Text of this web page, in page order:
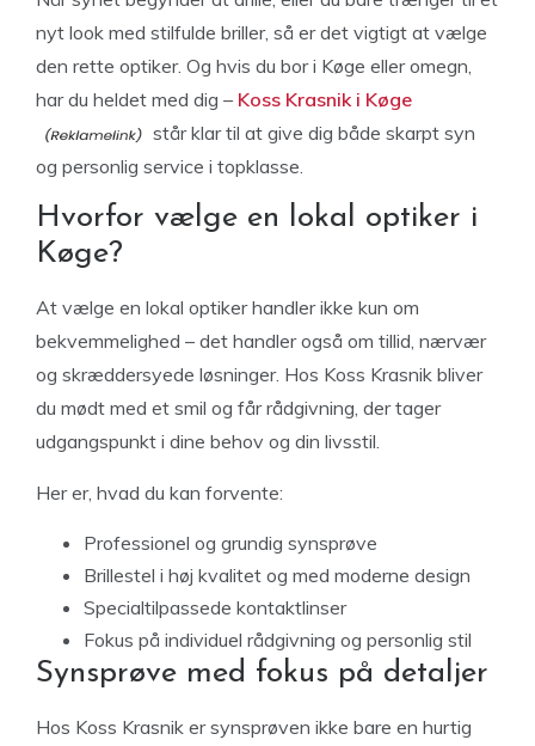
nyt look med stilfulde briller, så er det vigtigt at vælge
den rette optiker. Og hvis du bor i Køge eller omegn,
har du heldet med dig – Koss Krasnik i Køge
står klar til at give dig både skarpt syn
og personlig service i topklasse.
Hvorfor vælge en lokal optiker i
Køge?
At vælge en lokal optiker handler ikke kun om
bekvemmelighed – det handler også om tillid, nærvær
og skræddersyede løsninger. Hos Koss Krasnik bliver
du mødt med et smil og får rådgivning, der tager
udgangspunkt i dine behov og din livsstil.
Her er, hvad du kan forvente:
Professionel og grundig synsprøve
Brillestel i høj kvalitet og med moderne design
Specialtilpassede kontaktlinser
Fokus på individuel rådgivning og personlig stil
Synsprøve med fokus på detaljer
Hos Koss Krasnik er synsprøven ikke bare en hurtig